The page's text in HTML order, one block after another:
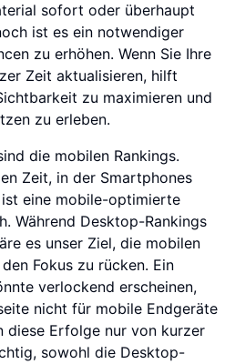
sofort oder überhaupt
ist es ein notwendiger
zu erhöhen. Wenn Sie Ihre
Zeit aktualisieren, hilft
zu maximieren und
zu erleben.
die mobilen Rankings.
Zeit, in der Smartphones
eine mobile-optimierte
Während Desktop-Rankings
es unser Ziel, die mobilen
Fokus zu rücken. Ein
verlockend erscheinen,
nicht für mobile Endgeräte
Erfolge nur von kurzer
sowohl die Desktop-